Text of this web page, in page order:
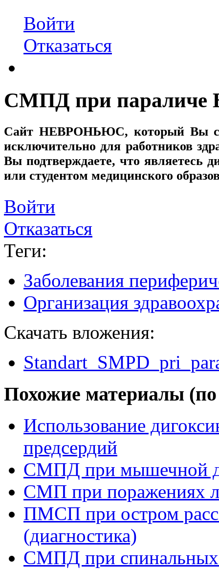
Войти
Отказаться
СМПД при параличе
Сайт НЕВРОНЬЮС, который Вы
исключительно для работников
Вы подтверждаете, что являетесь
или студентом медицинского
Войти
Отказаться
Теги:
Заболевания
Организация
Скачать вложения:
Похожие материалы (по
Использование
предсердий
СМПД при мышечной
СМП при поражениях
ПМСП при остром
(диагностика)
СМПД при